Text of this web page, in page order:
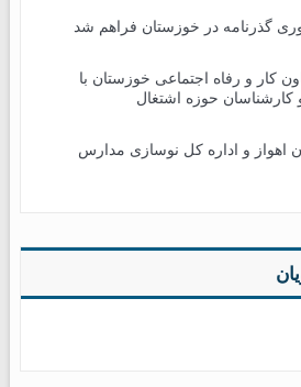
گذرنامه در خوزستان فراهم شد
کار و رفاه اجتماعی خوزستان با
حوزه اشتغال
اهواز و اداره کل نوسازی مدارس